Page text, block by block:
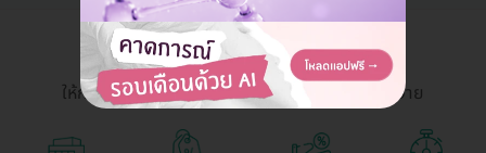
HDmall Health ดี อะไรก็ดี
ให้การเข้าถึงบริการสุขภาพและความงามเป็นเรื่องง่าย